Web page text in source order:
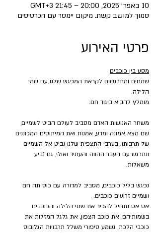
10 באפר׳ 2025, 20:00 – 21:45 GMT‎+3‎
סמוך למושב קשת. מיקום יימסר עם הכרטיסים
פרטי האירוע
מסע בין כוכבים
שמחים ומתרגשים לקראת המפגש שלנו עם שמי
הלילה.
מומלץ להביא ביגוד חם.
משחר האנושות האדם מסביב לעולם הביט לשמיים,
שם מצא אמונה ומדע, אמנות ואת המיתוסים המכוננים
של תרבותו. בערבי התצפית שלנו נביט אל השמיים
ונתרגש עם העבר ההווה והעתיד ואולי, גם נביע
משאלות.
נפגש בליל כוכבים, מסביב למדורה עם כוס תה חם
ושמיים זרועים כוכבים.
אט אט נתחיל להכיר את שמי הלילה והכוכבים
בשמותיהם, את כוכב הצפון, את גלגל המזלות את
כוכבי הלכת. נשמע סיפורי משלל תרבויות הגלובוס